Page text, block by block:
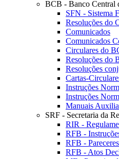
BCB - Banco Central
SFN - Sistema
Resoluções do
Comunicados
Comunicados
Circulares do
Resoluções do
Resoluções
Cartas-
Instruções
Instruções
Manuais
SRF - Secretaria da
RIR -
RFB -
RFB -
RFB - Atos